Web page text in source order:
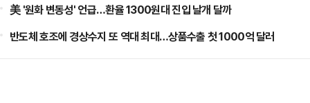
美 '원화 변동성' 언급…환율 1300원대 진입 날개 달까
반도체 호조에 경상수지 또 역대 최대…상품수출 첫 1000억 달러